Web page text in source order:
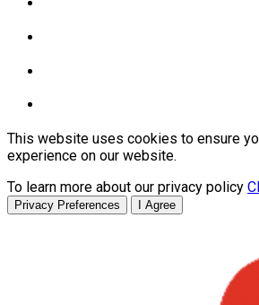
This website uses cookies to ensure
experience on our website.
To learn more about our privacy policy
Privacy Preferences I Agree